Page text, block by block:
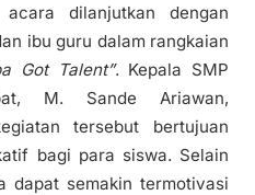
dilanjutkan dengan
ibu guru dalam rangkaian
Got Talent”. Kepala SMP
M. Sande Ariawan,
tersebut bertujuan
bagi para siswa. Selain
dapat semakin termotivasi